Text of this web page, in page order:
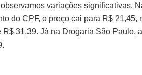
variações significativas.
do CPF, o preço cai para R$
R$ 31,39. Já na Drogaria São Paulo,